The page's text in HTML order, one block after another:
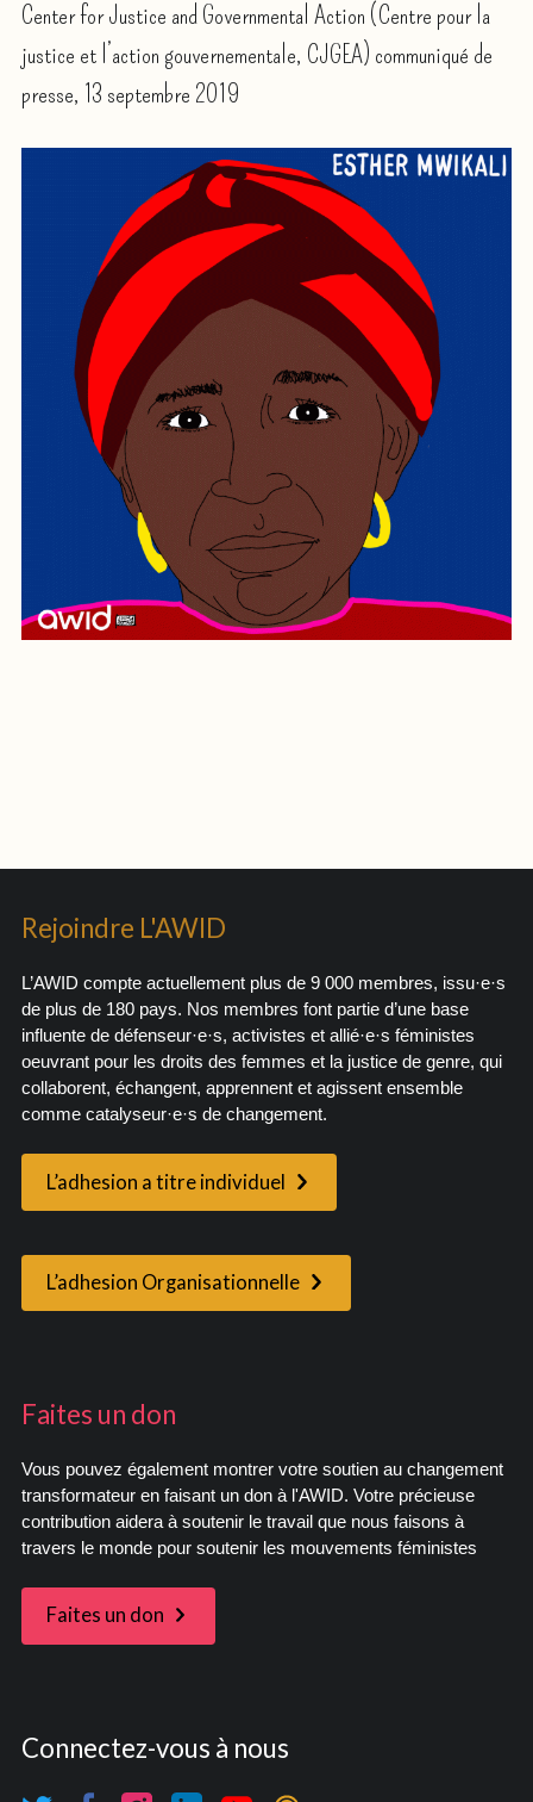
Center for Justice and Governmental Action (Centre pour la
justice et l’action gouvernementale, CJGEA) communiqué de
presse, 13 septembre 2019
Rejoindre L'AWID
L’AWID compte actuellement plus de 9 000 membres, issu·e·s
de plus de 180 pays. Nos membres font partie d’une base
influente de défenseur·e·s, activistes et allié·e·s féministes
oeuvrant pour les droits des femmes et la justice de genre, qui
collaborent, échangent, apprennent et agissent ensemble
comme catalyseur·e·s de changement.
L’adhesion a titre individuel
L’adhesion Organisationnelle
Faites un don
Vous pouvez également montrer votre soutien au changement
transformateur en faisant un don à l'AWID. Votre précieuse
contribution aidera à soutenir le travail que nous faisons à
travers le monde pour soutenir les mouvements féministes
Faites un don
Connectez-vous à nous